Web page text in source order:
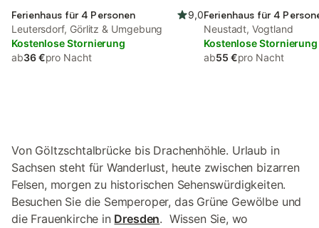
Ferienhaus für 4 Personen
9,0
Leutersdorf, Görlitz & Umgebung
Kostenlose Stornierung
ab36 €pro Nacht
Ferienhaus für 4
Neustadt, Vogtland
Kostenlose Stornierung
ab55 €pro Nacht
Von Göltzschtalbrücke bis Drachenhöhle. Urlaub in
Sachsen steht für Wanderlust, heute zwischen bizarren
Felsen, morgen zu historischen Sehenswürdigkeiten.
Besuchen Sie die Semperoper, das Grüne Gewölbe und
die Frauenkirche in Dresden. Wissen Sie, wo